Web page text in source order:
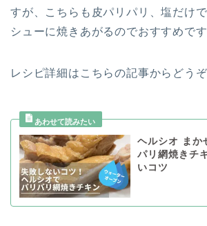
すが、こちらも皮パリパリ、塩だけ
シューに焼きあがるのでおすすめです
レシピ詳細はこちらの記事からどうぞ
ヘルシオ まか
パリ網焼きチ
いコツ